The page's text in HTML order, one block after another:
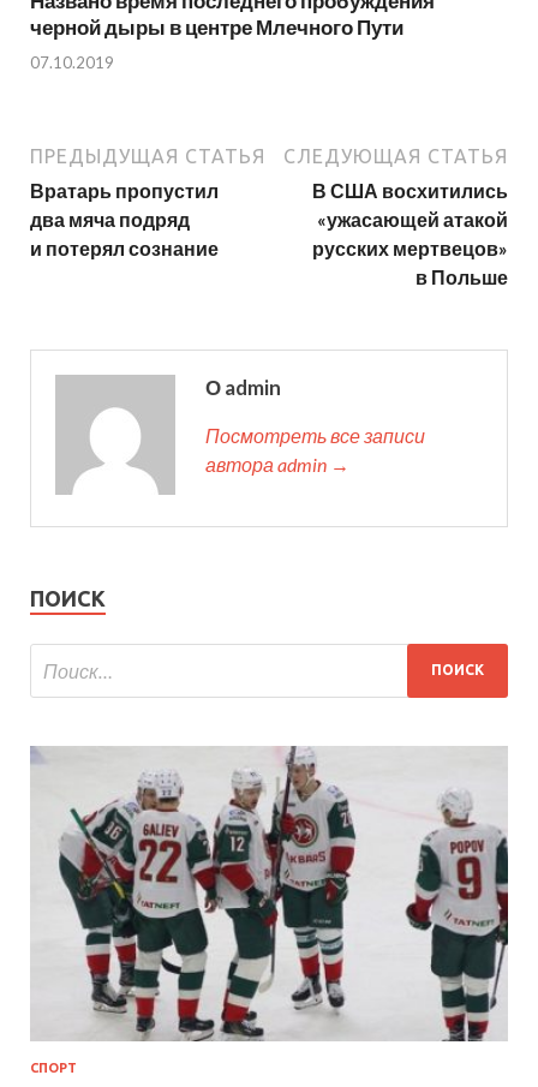
черной дыры в центре Млечного Пути
07.10.2019
ПРЕДЫДУЩАЯ СТАТЬЯ
Вратарь пропустил
два мяча подряд
и потерял сознание
СЛЕДУЮЩАЯ СТАТЬЯ
В США восхитились
«ужасающей атакой
русских мертвецов»
в Польше
О admin
Посмотреть все записи
автора admin →
ПОИСК
СПОРТ